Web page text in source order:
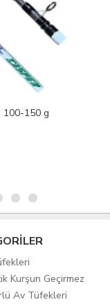
100-150 g
Kurşun Geçirmez
Av Tüfekleri